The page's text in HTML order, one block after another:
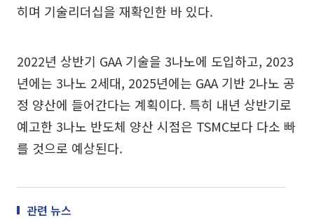
히며 기술리더십을 재확인한 바 있다.
2022년 상반기 GAA 기술을 3나노에 도입하고, 2023
년에는 3나노 2세대, 2025년에는 GAA 기반 2나노 공
정 양산에 들어간다는 계획이다. 특히 내년 상반기로
예고한 3나노 반도체 양산 시점은 TSMC보다 다소 빠
를 것으로 예상된다.
관련 뉴스